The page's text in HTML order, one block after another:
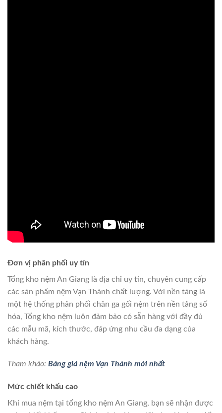
Đơn vị phân phối uy tín
Tổng kho nệm An Giang là địa chỉ uy tín, chuyên cung cấp
các sản phẩm nệm Vạn Thành chất lượng. Với nền tảng là
một hệ thống phân phối chăn ga gối nệm trên nền tảng số
hóa, Tổng kho nệm luôn đảm bảo có sẵn hàng với đầy đủ
các mẫu mã, kích thước, đáp ứng nhu cầu đa dạng của
khách hàng.
Tham khảo: Bảng giá nệm Vạn Thành mới nhất
Mức chiết khấu cao
Khi mua nệm tại tổng kho nệm An Giang, bạn sẽ nhận được